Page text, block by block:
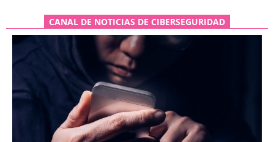
CANAL DE NOTICIAS DE CIBERSEGURIDAD